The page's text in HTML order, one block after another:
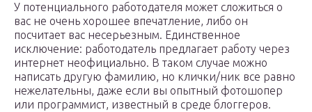
У потенциального работодателя может сложиться о
вас не очень хорошее впечатление, либо он
посчитает вас несерьезным. Единственное
исключение: работодатель предлагает работу через
интернет неофициально. В таком случае можно
написать другую фамилию, но клички/ник все равно
нежелательны, даже если вы опытный фотошопер
или программист, известный в среде блоггеров.